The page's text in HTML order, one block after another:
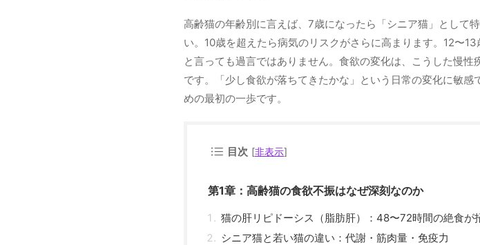
高齢猫の年齢別に言えば、7歳になったら「シニア猫」として
い。10歳を超えたら病気のリスクがさらに高まります。12〜
と言っても過言ではありません。食欲の変化は、こうした慢
です。「少し食欲が落ちてきたかな」という日常の変化に敏
めの最初の一歩です。
目次 [非表示]
第1章：高齢猫の食欲不振はなぜ深刻なのか
猫の肝リピドーシス（脂肪肝）：48〜72時間の絶食が
シニア猫と若い猫の違い：代謝・筋肉量・免疫力